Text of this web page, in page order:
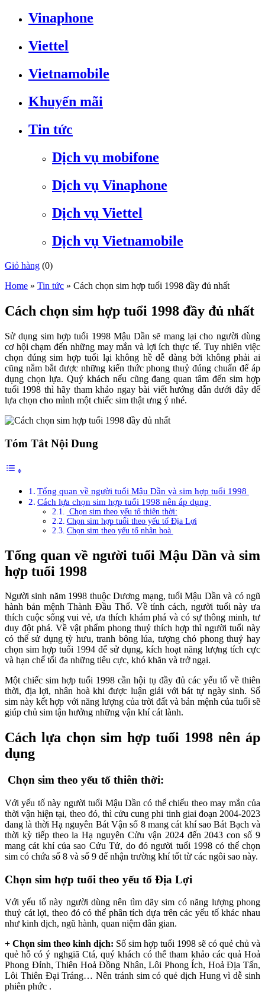
Vinaphone
Viettel
Vietnamobile
Khuyến mãi
Tin tức
Dịch vụ mobifone
Dịch vụ Vinaphone
Dịch vụ Viettel
Dịch vụ Vietnamobile
Giỏ hàng (0)
Home » Tin tức » Cách chọn sim hợp tuổi 1998 đầy đủ nhất
Cách chọn sim hợp tuổi 1998 đầy đủ nhất
Sử dụng sim hợp tuổi 1998 Mậu Dần sẽ mang lại cho người dùng
cơ hội chạm đến những may mắn và lợi ích thực tế. Tuy nhiên việc
chọn đúng sim hợp tuổi lại không hề dễ dàng bởi không phải ai
cũng nắm bắt được những kiến thức phong thuỷ đúng chuẩn để áp
dụng chọn lựa. Quý khách nếu cũng đang quan tâm đến sim hợp
tuổi 1998 thì hãy tham khảo ngay bài viết hướng dẫn dưới đây để
lựa chọn cho mình một chiếc sim thật ưng ý nhé.
Tóm Tắt Nội Dung
Tổng quan về người tuổi Mậu Dần và sim hợp tuổi 1998
Cách lựa chọn sim hợp tuổi 1998 nên áp dụng
Chọn sim theo yếu tố thiên thời:
Chọn sim hợp tuổi theo yếu tố Địa Lợi
Chọn sim theo yếu tố nhân hoà
Tổng quan về người tuổi Mậu Dần và sim
hợp tuổi 1998
Người sinh năm 1998 thuộc Dương mạng, tuổi Mậu Dần và có ngũ
hành bản mệnh Thành Đầu Thổ. Về tính cách, người tuổi này ưa
thích cuộc sống vui vẻ, ưa thích khám phá và có sự thông minh, tư
duy đột phá. Về vật phẩm phong thuỷ thích hợp thì người tuổi này
có thể sử dụng tỳ hưu, tranh bông lúa, tượng chó phong thuỷ hay
chọn sim hợp tuổi 1994 để sử dụng, kích hoạt năng lượng tích cực
và hạn chế tối đa những tiêu cực, khó khăn và trở ngại.
Một chiếc sim hợp tuổi 1998 cần hội tụ đầy đủ các yếu tố về thiên
thời, địa lợi, nhân hoà khi được luận giải với bát tự ngày sinh. Số
sim này kết hợp với năng lượng của trời đất và bản mệnh của tuổi sẽ
giúp chủ sim tận hưởng những vận khí cát lành.
Cách lựa chọn sim hợp tuổi 1998 nên áp
dụng
Chọn sim theo yếu tố thiên thời:
Với yếu tố này người tuổi Mậu Dần có thể chiếu theo may mắn của
thời vận hiện tại, theo đó, thì cửu cung phi tinh giai đoạn 2004-2023
đang là thời Hạ nguyên Bát Vận số 8 mang cát khí sao Bát Bạch và
thời kỳ tiếp theo la Hạ nguyên Cửu vận 2024 đến 2043 con số 9
mang cát khí của sao Cửu Tử, do đó người tuổi 1998 có thể chọn
sim có chứa số 8 và số 9 để nhận trường khí tốt từ các ngôi sao này.
Chọn sim hợp tuổi theo yếu tố Địa Lợi
Với yếu tố này người dùng nên tìm dãy sim có năng lượng phong
thuỷ cát lợi, theo đó có thể phân tích dựa trên các yếu tố khác nhau
như kinh dịch, ngũ hành, quan niệm dân gian.
+ Chọn sim theo kinh dịch: Số sim hợp tuổi 1998 sẽ có quẻ chủ và
quẻ hỗ có ý nghgiã Ctá, quý khách có thể tham khảo các quả Hoả
Phong Đỉnh, Thiên Hoả Đồng Nhân, Lôi Phong Ích, Hoả Địa Tấn,
Lôi Thiên Đại Tráng… Nên tránh sim có quẻ dịch Hung vì dễ sinh
phiên phức .